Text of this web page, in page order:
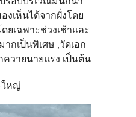
งเห็นได้จากฝั่งโดย
ยเฉพาะช่วงเช้าและ
กเป็นพิเศษ ,วัดเอก
วายนายแรง เป็นต้น
ใหญ่